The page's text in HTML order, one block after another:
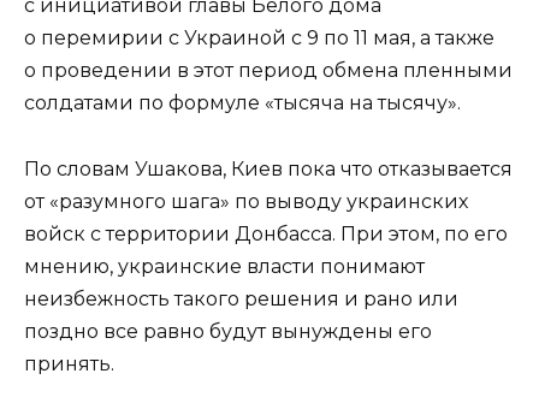
с инициативой главы Белого дома
о перемирии с Украиной с 9 по 11 мая, а также
о проведении в этот период обмена пленными
солдатами по формуле «тысяча на тысячу».
По словам Ушакова, Киев пока что отказывается
от «разумного шага» по выводу украинских
войск с территории Донбасса. При этом, по его
мнению, украинские власти понимают
неизбежность такого решения и рано или
поздно все равно будут вынуждены его
принять.